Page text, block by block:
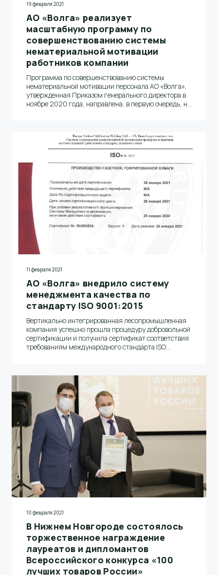
19 февраля 2021
АО «Волга» реализует
масштабную программу по
совершенствованию системы
нематериальной мотивации
работников компании
Программа по совершенствованию системы
нематериальной мотивации персонала АО «Волга»,
утвержденная Приказом генерального директора в
ноябре 2020 года, направлена, в первую очередь, на
11 февраля 2021
АО «Волга» внедрило систему
менеджмента качества по
стандарту ISO 9001:2015
Вертикально интегрированная лесопромышленная
компания успешно прошла процедуру добровольной
сертификации и получила сертификат соответствия
требованиям международного стандарта ISO
подтверждением высокого качества управления
предприятием и становится существенным
преимуществом компании в глазах клиентов.
10 февраля 2021
В Нижнем Новгороде состоялось
торжественное награждение
лауреатов и дипломантов
Всероссийского конкурса «100
лучших товаров России»